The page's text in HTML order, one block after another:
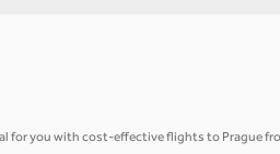
for you with cost-effective flights to Prague